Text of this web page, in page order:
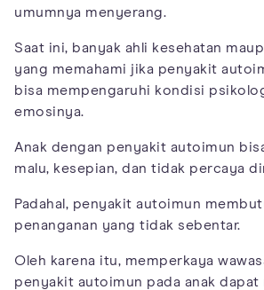
umumnya menyerang.
Saat ini, banyak ahli kesehatan
yang memahami jika penyakit
bisa mempengaruhi kondisi
emosinya.
Anak dengan penyakit autoimun
malu, kesepian, dan tidak percaya
Padahal, penyakit autoimun
penanganan yang tidak sebentar.
Oleh karena itu, memperkaya
penyakit autoimun pada anak